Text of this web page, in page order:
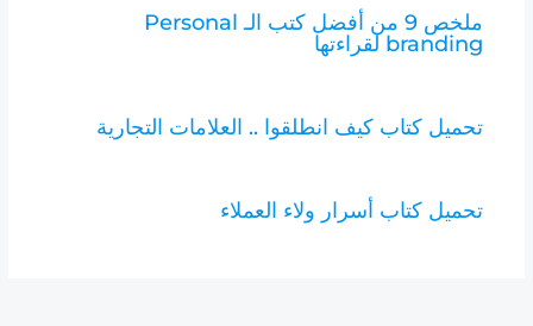
ملخص 9 من أفضل كتب الـ Personal
branding لقراءتها
تحميل كتاب كيف انطلقوا .. العلامات التجارية
تحميل كتاب أسرار ولاء العملاء